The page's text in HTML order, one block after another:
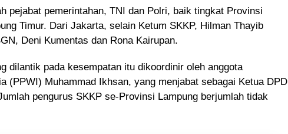
pejabat pemerintahan, TNI dan Polri, baik tingkat Provinsi
Timur. Dari Jakarta, selain Ketum SKKP, Hilman Thayib
Deni Kumentas dan Rona Kairupan.
dilantik pada kesempatan itu dikoordinir oleh anggota
(PPWI) Muhammad Ikhsan, yang menjabat sebagai Ketua DPD
pengurus SKKP se-Provinsi Lampung berjumlah tidak